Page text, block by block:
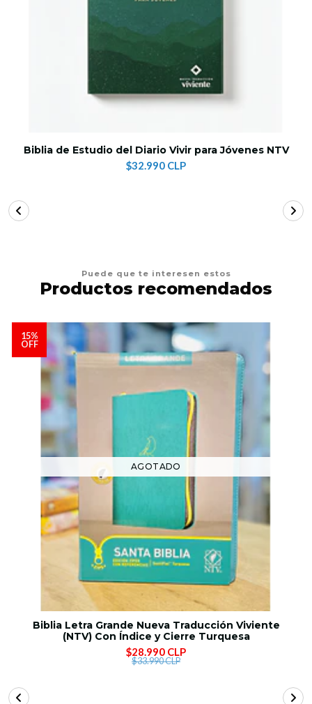
Biblia de Estudio del Diario Vivir para Jóvenes NTV
$32.990 CLP
Puede que te interesen estos
Productos recomendados
15%
OFF
AGOTADO
Biblia Letra Grande Nueva Traducción Viviente
(NTV) Con Índice y Cierre Turquesa
$28.990 CLP
$33.990 CLP